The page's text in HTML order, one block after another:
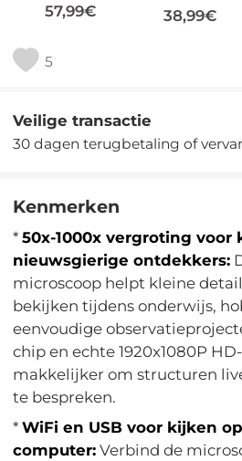
57,99€ 38,99€
5
Veilige transactie
30 dagen terugbetaling of
Kenmerken
*50x-1000x vergroting voor
nieuwsgierige ontdekkers:
microscoop helpt kleine
bekijken tijdens onderwijs,
eenvoudige
chip en echte 1920x1080P
makkelijker om structuren
te bespreken.
*WiFi en USB voor kijken
computer: Verbind de